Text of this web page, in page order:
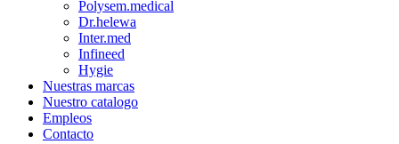
Polysem.medical
Dr.helewa
Inter.med
Infineed
Hygie
Nuestras marcas
Nuestro catalogo
Empleos
Contacto